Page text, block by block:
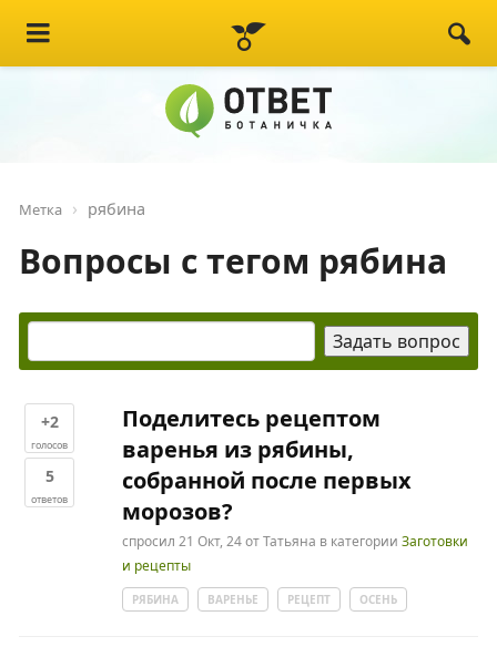
Метка рябина
Вопросы с тегом рябина
+2
голосов
5
ответов
Поделитесь рецептом
варенья из рябины,
собранной после первых
морозов?
спросил 21 Окт, 24отТатьяна в категорииЗаготовки
и рецепты
РЯБИНА ВАРЕНЬЕ РЕЦЕПТ ОСЕНЬ